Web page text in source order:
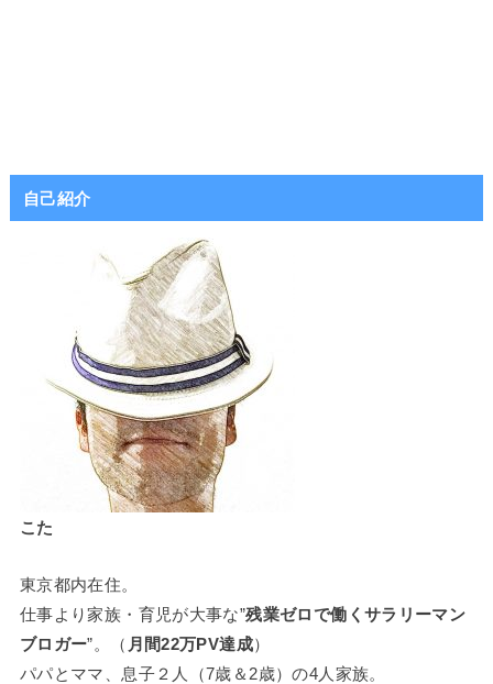
自己紹介
こた
東京都内在住。
仕事より家族・育児が大事な”残業ゼロで働くサラリーマン
ブロガー”。（ 月間22万PV達成）
パパとママ、息子２人（7歳＆2歳）の4人家族。